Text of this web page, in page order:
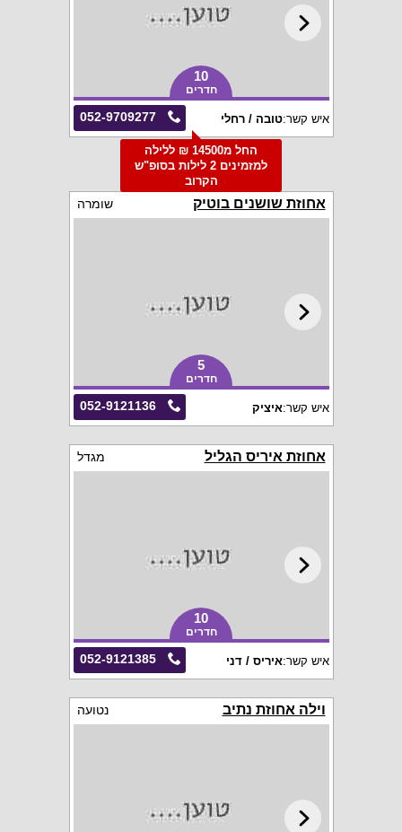
10
חדרים
052-9709277 איש קשר:טובה / רחלי
החל מ14500 ₪ ללילה
למזמינים 2 לילות בסופ"ש
הקרוב
אחוזת שושנים בוטיק שומרה
5
חדרים
052-9121136 איש קשר:איציק
אחוזת איריס הגליל מגדל
10
חדרים
052-9121385 איש קשר:איריס / דני
וילה אחוזת נתיב נטועה